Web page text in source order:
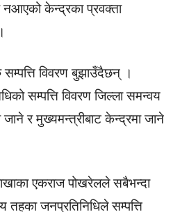
नआएको केन्द्रका प्रवक्ता
विवरण बुझाउँदैछन् ।
सम्पत्ति विवरण जिल्ला समन्वय
जाने र मुख्यमन्त्रीबाट केन्द्रमा जाने
एकराज पोखरेलले सबैभन्दा
तहका जनप्रतिनिधिले सम्पत्ति